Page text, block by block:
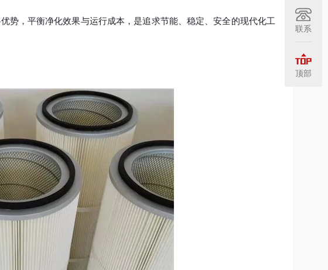
势，平衡净化效果与运行成本，是追求节能、稳定、安全的现代化工
联系
顶部